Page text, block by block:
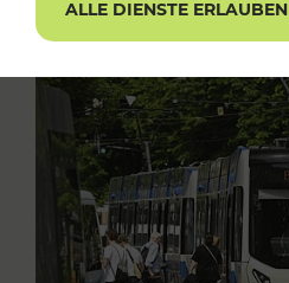
ALLE DIENSTE ERLAUBEN